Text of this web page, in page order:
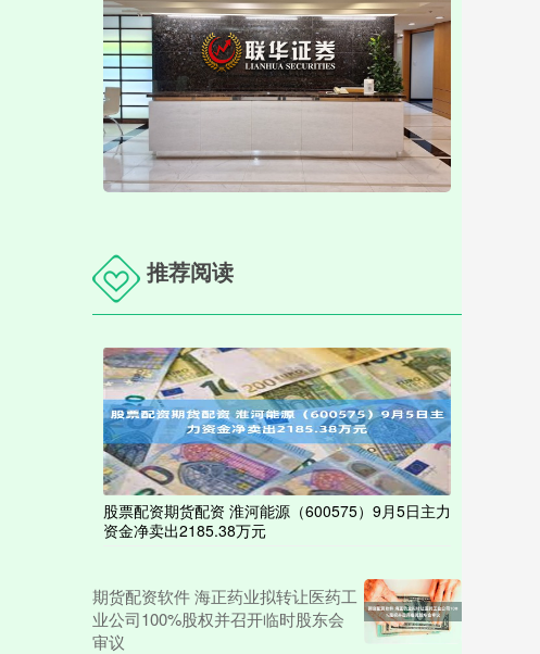
推荐阅读
股票配资期货配资 淮河能源（600575）9月5日主力
资金净卖出2185.38万元
期货配资软件 海正药业拟转让医药工
业公司100%股权并召开临时股东会
审议